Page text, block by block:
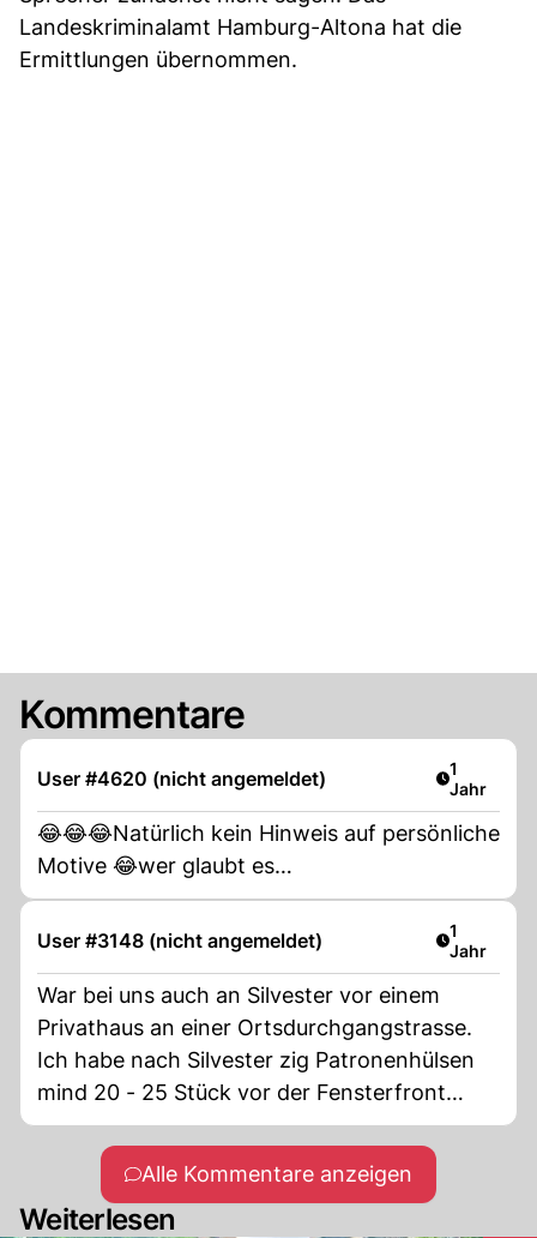
Landeskriminalamt Hamburg-Altona hat die
Ermittlungen übernommen.
Kommentare
User #4620 (nicht angemeldet) Artikel
1
Jahr
😂😂😂Natürlich kein Hinweis auf persönliche
Motive 😂wer glaubt es…
User #3148 (nicht angemeldet) Artikel
1
Jahr
War bei uns auch an Silvester vor einem
Privathaus an einer Ortsdurchgangstrasse.
Ich habe nach Silvester zig Patronenhülsen
mind 20 - 25 Stück vor der Fensterfront
unseres Hauses gefunden. Könnte sein das
man mit Leichtmunition unser Haus in Brand
zu setzen. Nichts Besonderes Heutzutage!
Alle Kommentare anzeigen
Weiterlesen